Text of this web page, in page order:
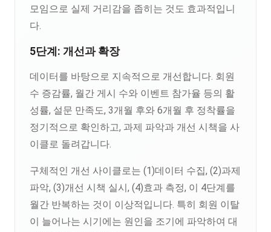
모임으로 실제 거리감을 좁히는 것도 효과적입니
다.
5단계: 개선과 확장
데이터를 바탕으로 지속적으로 개선합니다. 회원
수 증감률, 월간 게시 수와 이벤트 참가율 등의 활
성률, 설문 만족도, 3개월 후와 6개월 후 정착률을
정기적으로 확인하고, 과제 파악과 개선 시책을 사
이클로 돌려갑니다.
구체적인 개선 사이클로는 (1)데이터 수집, (2)과제
파악, (3)개선 시책 실시, (4)효과 측정, 이 4단계를
월간 반복하는 것이 이상적입니다. 특히 회원 이탈
이 늘어나는 시기에는 원인을 조기에 파악하여 대